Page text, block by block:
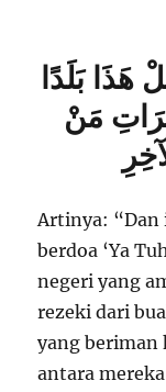
هَذَا بَلَدًا
مَنْ
Artinya:
berdoa ‘Ya
negeri yang
rezeki dari
yang beriman
antara